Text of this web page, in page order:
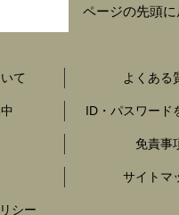
ページの先頭に
て よくある
ID・パスワード
免責事
サイトマ
シー